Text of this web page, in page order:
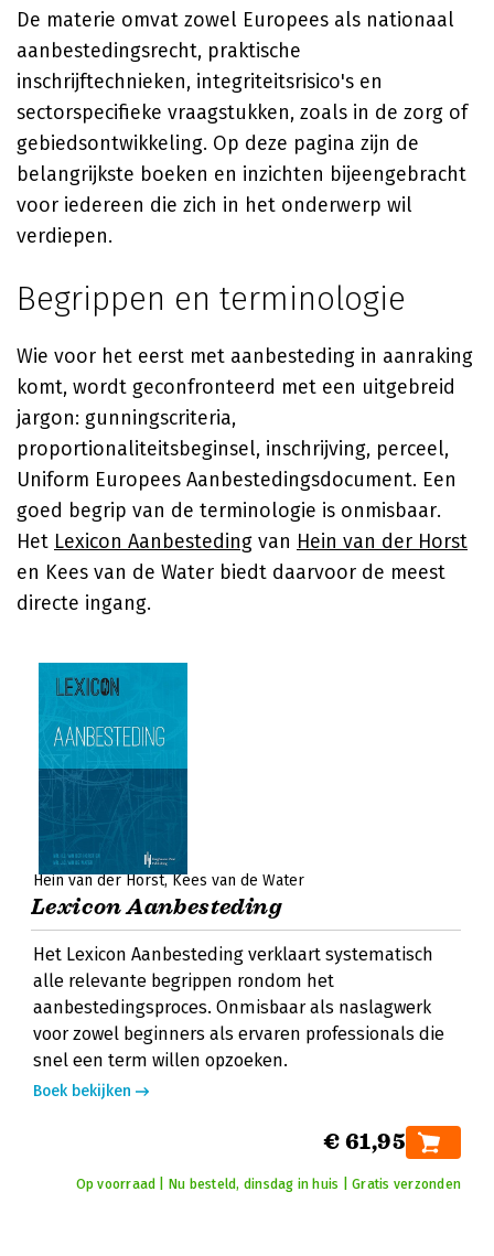
De materie omvat zowel Europees als nationaal
aanbestedingsrecht, praktische
inschrijftechnieken, integriteitsrisico's en
sectorspecifieke vraagstukken, zoals in de zorg of
gebiedsontwikkeling. Op deze pagina zijn de
belangrijkste boeken en inzichten bijeengebracht
voor iedereen die zich in het onderwerp wil
verdiepen.
Begrippen en terminologie
Wie voor het eerst met aanbesteding in aanraking
komt, wordt geconfronteerd met een uitgebreid
jargon: gunningscriteria,
proportionaliteitsbeginsel, inschrijving, perceel,
Uniform Europees Aanbestedingsdocument. Een
goed begrip van de terminologie is onmisbaar.
Het Lexicon Aanbesteding van Hein van der Horst
en Kees van de Water biedt daarvoor de meest
directe ingang.
Hein van der Horst Kees van de Water
Lexicon Aanbesteding
Het Lexicon Aanbesteding verklaart systematisch
alle relevante begrippen rondom het
aanbestedingsproces. Onmisbaar als naslagwerk
voor zowel beginners als ervaren professionals die
snel een term willen opzoeken.
Boek bekijken
€ 61,95
Op voorraad | Nu besteld, dinsdag in huis | Gratis verzonden